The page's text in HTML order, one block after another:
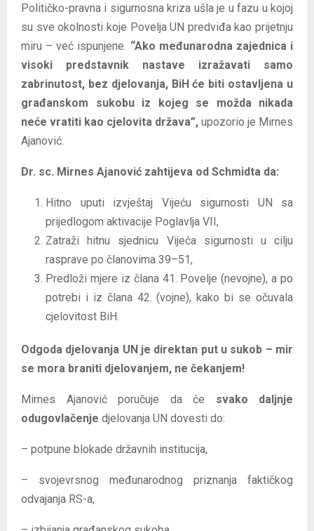
Političko-pravna i sigurnosna kriza ušla je u fazu u kojoj
su sve okolnosti koje Povelja UN predviđa kao prijetnju
miru – već ispunjene. “Ako međunarodna zajednica i
visoki predstavnik nastave izražavati samo
zabrinutost, bez djelovanja, BiH će biti ostavljena u
građanskom sukobu iz kojeg se možda nikada
neće vratiti kao cjelovita država”, upozorio je Mirnes
Ajanović.
Dr. sc. Mirnes Ajanović zahtijeva od Schmidta da:
Hitno uputi izvještaj Vijeću sigurnosti UN sa
prijedlogom aktivacije Poglavlja VII,
Zatraži hitnu sjednicu Vijeća sigurnosti u cilju
rasprave po članovima 39–51,
Predloži mjere iz člana 41. Povelje (nevojne), a po
potrebi i iz člana 42. (vojne), kako bi se očuvala
cjelovitost BiH.
Odgoda djelovanja UN je direktan put u sukob – mir
se mora braniti djelovanjem, ne čekanjem!
Mirnes Ajanović poručuje da će svako daljnje
odugovlačenje djelovanja UN dovesti do:
– potpune blokade državnih institucija,
– svojevrsnog međunarodnog priznanja faktičkog
odvajanja RS-a,